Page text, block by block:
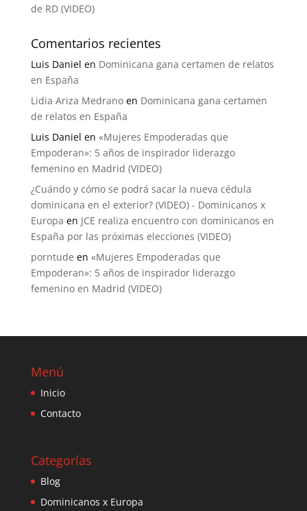
de RD (VIDEO)
Comentarios recientes
Luis Daniel en Dominicana gana certamen de relatos
en España
Lidia Ariza Medranoen Dominicana gana certamen
de relatos en España
Luis Daniel en «Mujeres Empoderadas que
Empoderan»: 5 años de inspirador liderazgo
femenino en Madrid (VIDEO)
¿Cuándo y cómo se podrá sacar la nueva cédula
dominicana en el exterior? (VIDEO) - Dominicanos x
Europa en JCE realiza encuentro con dominicanos en
España por las próximas elecciones (VIDEO)
porntude en «Mujeres Empoderadas que
Empoderan»: 5 años de inspirador liderazgo
femenino en Madrid (VIDEO)
Menú
Inicio
Contacto
Categorías
Blog
Dominicanos x Europa